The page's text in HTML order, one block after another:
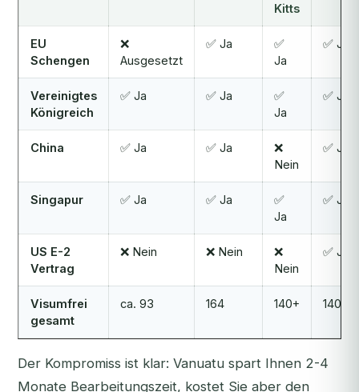
Kitts
EU
Schengen
❌
Ausgesetzt
✅ Ja
✅
Ja
✅ Ja
Vereinigtes
Königreich
✅ Ja ✅ Ja
✅
Ja
✅ Ja
China ✅ Ja ✅ Ja
❌
Nein
✅ Ja
Singapur ✅ Ja ✅ Ja
✅
Ja
✅ Ja
US E-2
Vertrag
❌ Nein ❌ Nein
❌
Nein
✅ Ja
Visumfrei
gesamt
ca. 93 164 140+ 140+
Der Kompromiss ist klar: Vanuatu spart Ihnen 2-4
Monate Bearbeitungszeit, kostet Sie aber den